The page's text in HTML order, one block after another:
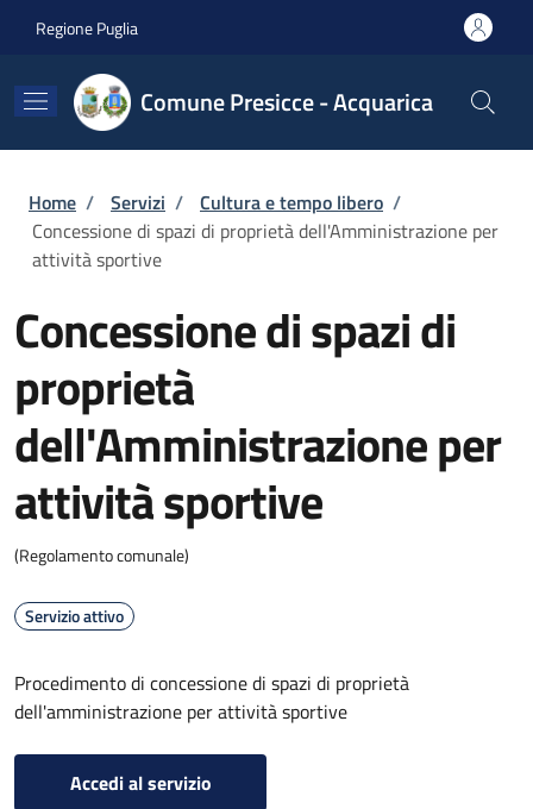
Regione Puglia
Comune Presicce - Acquarica
Briciole di pane
Home / Servizi / Cultura e tempo libero /
Concessione di spazi di proprietà dell'Amministrazione per
attività sportive
Concessione di spazi di
proprietà
dell'Amministrazione per
attività sportive
(Regolamento comunale)
Servizio attivo
Procedimento di concessione di spazi di proprietà
dell'amministrazione per attività sportive
Accedi al servizio